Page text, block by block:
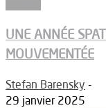
UNE ANNÉE
MOUVEMENTÉE
Stefan Barensky -
29 janvier 2025